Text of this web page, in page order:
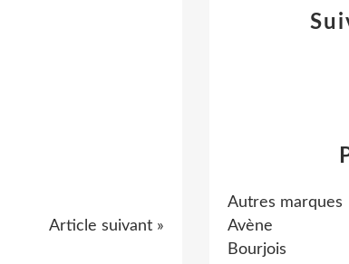
Article suivant »
Autres marques
Avène
Bourjois